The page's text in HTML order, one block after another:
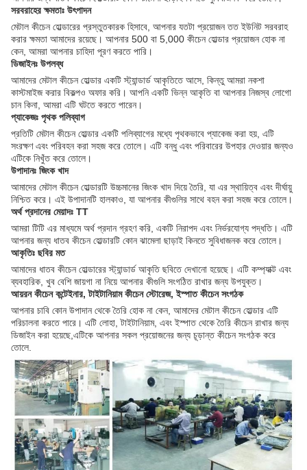
সরবরাহের ক্ষমতাঃ উৎপাদন
মেটাল কীচেন হোল্ডারের প্রস্তুতকারক হিসাবে, আপনার যতটা প্রয়োজন তত ইউনিট সরবরাহ
করার ক্ষমতা আমাদের রয়েছে। আপনার 500 বা 5,000 কীচেন হোল্ডার প্রয়োজন হোক না
কেন, আমরা আপনার চাহিদা পূরণ করতে পারি।
ডিজাইনঃ উপলব্ধ
আমাদের মেটাল কীচেন হোল্ডার একটি স্ট্যান্ডার্ড আকৃতিতে আসে, কিন্তু আমরা নকশা
কাস্টমাইজ করার বিকল্পও অফার করি। আপনি একটি ভিন্ন আকৃতি বা আপনার নিজস্ব লোগো
চান কিনা, আমরা এটি ঘটতে করতে পারেন।
প্যাকেজঃ পৃথক পলিব্যাগ
প্রতিটি মেটাল কীচেন হোল্ডার একটি পলিব্যাগের মধ্যে পৃথকভাবে প্যাকেজ করা হয়, এটি
সংরক্ষণ এবং পরিবহন করা সহজ করে তোলে। এটি বন্ধু এবং পরিবারের উপহার দেওয়ার জন্যও
এটিকে নিখুঁত করে তোলে।
উপাদানঃ জিংক খাদ
আমাদের মেটাল কীচেন হোল্ডারটি উচ্চমানের জিংক খাদ দিয়ে তৈরি, যা এর স্থায়িত্ব এবং দীর্ঘায়ু
নিশ্চিত করে। এই উপাদানটি হালকাও, যা আপনার কীগুলির সাথে বহন করা সহজ করে তোলে।
অর্থ প্রদানের মেয়াদঃ TT
আমরা টিটি এর মাধ্যমে অর্থ প্রদান গ্রহণ করি, একটি নিরাপদ এবং নির্ভরযোগ্য পদ্ধতি। এটি
আপনার জন্য ধাতব কীচেন হোল্ডারটি কোন ঝামেলা ছাড়াই কিনতে সুবিধাজনক করে তোলে।
আকৃতিঃ ছবির মত
আমাদের ধাতব কীচেন হোল্ডারের স্ট্যান্ডার্ড আকৃতি ছবিতে দেখানো হয়েছে। এটি কম্প্যাক্ট এবং
ব্যবহারিক, খুব বেশি জায়গা না নিয়ে আপনার কীগুলি সংগঠিত রাখার জন্য উপযুক্ত।
আয়রন কীচেন কন্টেইনার, টাইটানিয়াম কীচেন স্টোরেজ, ইস্পাত কীচেন সংগঠক
আপনার চাবি কোন উপাদান থেকে তৈরি হোক না কেন, আমাদের মেটাল কীচেন হোল্ডার এটি
পরিচালনা করতে পারে। এটি লোহা, টাইটানিয়াম, এবং ইস্পাত থেকে তৈরি কীচেন রাখার জন্য
ডিজাইন করা হয়েছে,এটিকে আপনার সকল প্রয়োজনের জন্য চূড়ান্ত কীচেন সংগঠক করে
তোলে.